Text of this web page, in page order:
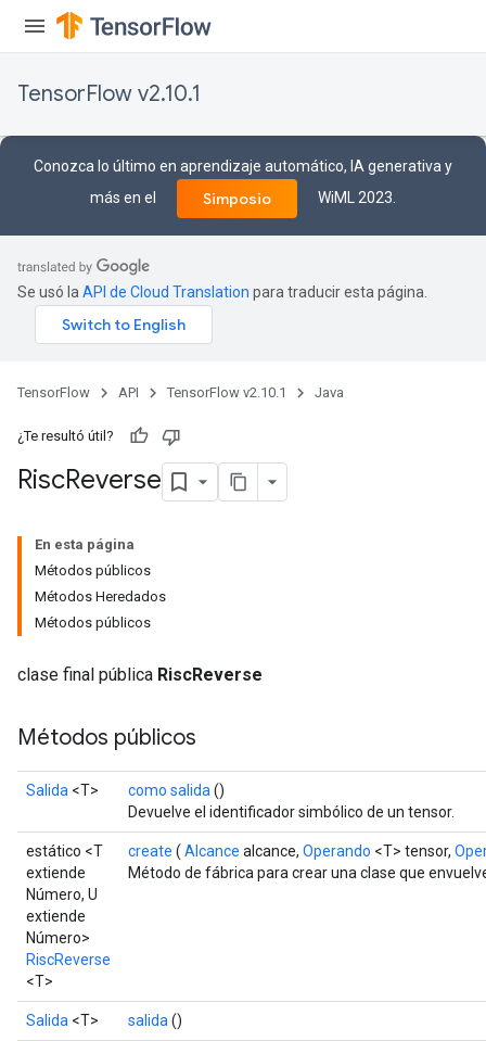
TensorFlow v2.10.1
Conozca lo último en aprendizaje automático, IA generativa y
más en el
Simposio WiML 2023.
Se usó la API de Cloud Translation para traducir esta página.
TensorFlow API TensorFlow v2.10.1 Java
¿Te resultó útil?
RiscReverse
En esta página
Métodos públicos
Métodos Heredados
Métodos públicos
clase final pública RiscReverse
Métodos públicos
Salida <T> como salida ()
Devuelve el identificador simbólico de un tensor.
estático <T
extiende
Número, U
extiende
Número>
RiscReverse
<T>
create ( Alcance alcance, Operando <T> tensor,
Método de fábrica para crear una clase que
Salida <T> salida ()